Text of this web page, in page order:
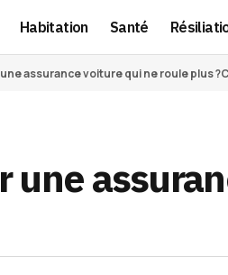
Habitation Santé
assurance voiture qui ne roule plus ?